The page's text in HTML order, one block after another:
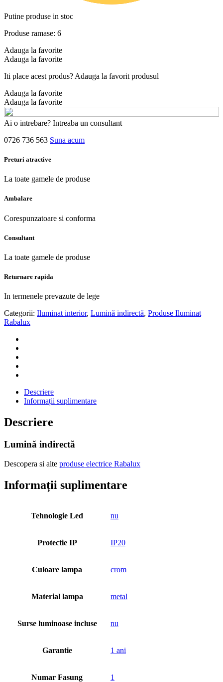
Putine produse in stoc
Produse ramase: 6
Adauga la favorite
Adauga la favorite
Iti place acest produs? Adauga la favorit produsul
Adauga la favorite
Adauga la favorite
Ai o intrebare? Intreaba un consultant
0726 736 563 Suna acum
Preturi atractive
La toate gamele de produse
Ambalare
Corespunzatoare si conforma
Consultant
La toate gamele de produse
Returnare rapida
In termenele prevazute de lege
Categorii: Iluminat interior, Lumină indirectă, Produse Iluminat
Rabalux
Descriere
Informații suplimentare
Descriere
Lumină indirectă
Descopera si alte produse electrice Rabalux
Informații suplimentare
Tehnologie Led nu
Protectie IP IP20
Culoare lampa crom
Material lampa metal
Surse luminoase incluse nu
Garantie 1 ani
Numar Fasung 1